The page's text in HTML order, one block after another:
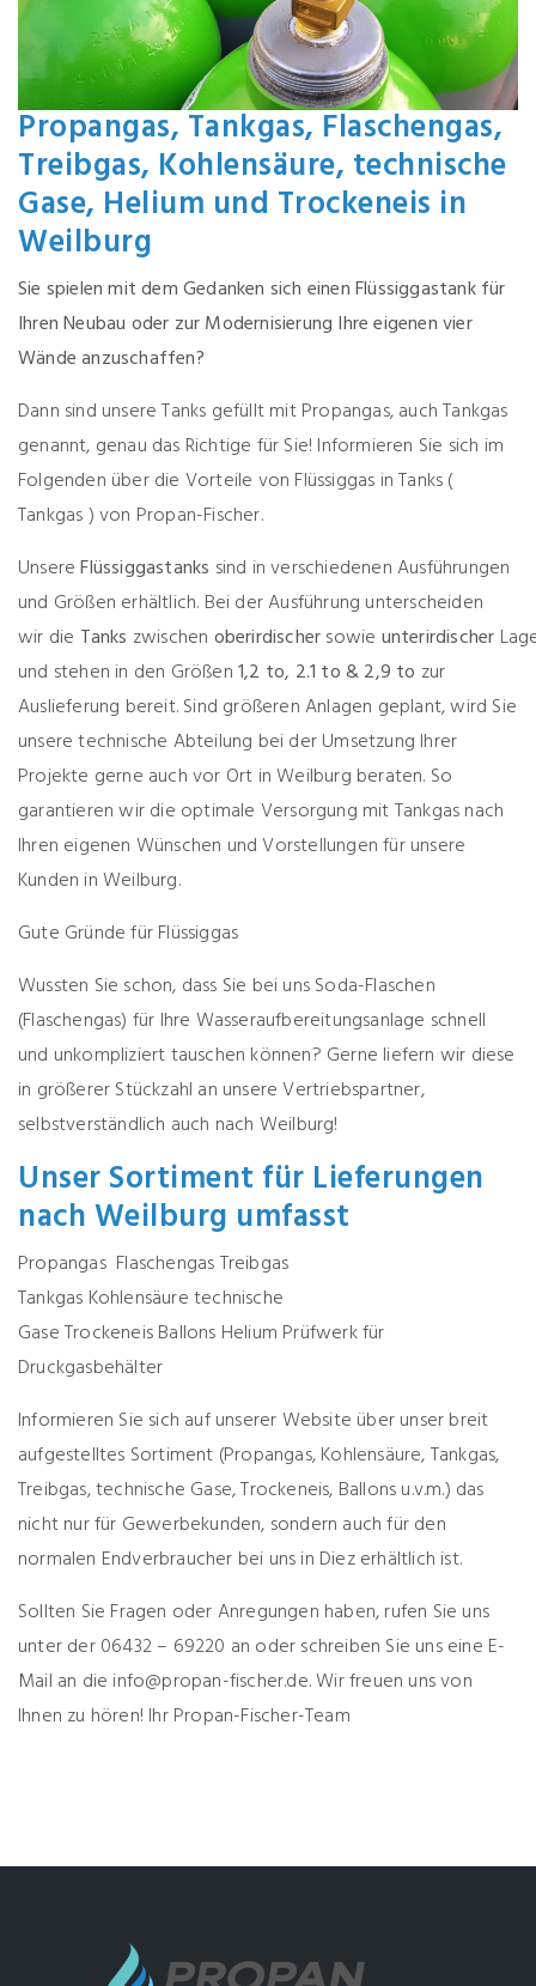
Propangas, Tankgas, Flaschengas,
Treibgas, Kohlensäure, technische
Gase, Helium und Trockeneis in
Weilburg
Sie spielen mit dem Gedanken sich einen Flüssiggastank für
Ihren Neubau oder zur Modernisierung Ihre eigenen vier
Wände anzuschaffen?
Dann sind unsere Tanks gefüllt mit Propangas, auch Tankgas
genannt, genau das Richtige für Sie! Informieren Sie sich im
Folgenden über die Vorteile von Flüssiggas in Tanks (
Tankgas ) von Propan-Fischer.
UnsereFlüssiggastanks sind in verschiedenen Ausführungen
und Größen erhältlich. Bei der Ausführung unterscheiden
wir die Tanks zwischen oberirdischersowie unterirdischer
und stehen in den Größen1,2 to, 2.1 to & 2,9 to zur
Auslieferung bereit. Sind größeren Anlagen geplant, wird Sie
unsere technische Abteilung bei der Umsetzung Ihrer
Projekte gerne auch vor Ort in Weilburg beraten. So
garantieren wir die optimale Versorgung mit Tankgas nach
Ihren eigenen Wünschen und Vorstellungen für unsere
Kunden in Weilburg.
Gute Gründe für Flüssiggas
Wussten Sie schon, dass Sie bei uns Soda-Flaschen
(Flaschengas) für Ihre Wasseraufbereitungsanlage schnell
und unkompliziert tauschen können? Gerne liefern wir diese
in größerer Stückzahl an unsere Vertriebspartner,
selbstverständlich auch nach Weilburg!
Unser Sortiment für Lieferungen
nach Weilburg umfasst
Propangas FlaschengasTreibgas
Tankgas Kohlensäuretechnische
GaseTrockeneisBallons Helium Prüfwerk für
Druckgasbehälter
Informieren Sie sich auf unserer Website über unser breit
aufgestelltes Sortiment (Propangas, Kohlensäure, Tankgas,
Treibgas, technische Gase, Trockeneis, Ballons u.v.m.) das
nicht nur für Gewerbekunden, sondern auch für den
normalen Endverbraucher bei uns in Diez erhältlich ist.
Sollten Sie Fragen oder Anregungen haben, rufen Sie uns
unter der 06432 – 69220 an oder schreiben Sie uns eine E-
Mail an die info@propan-fischer.de. Wir freuen uns von
Ihnen zu hören! Ihr Propan-Fischer-Team